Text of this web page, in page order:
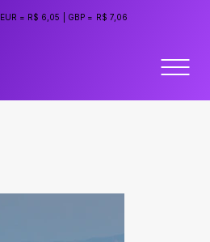
EUR = R$ 6,05 GBP = R$ 7,06